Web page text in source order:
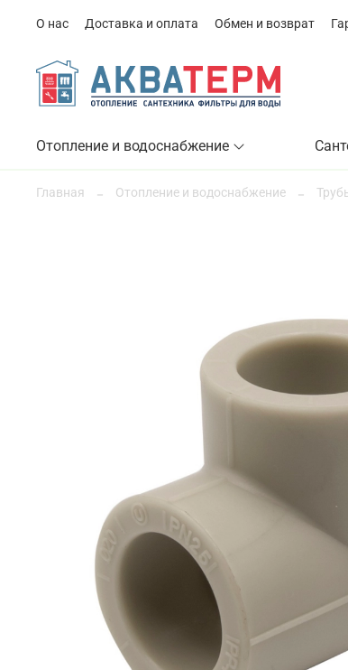
О нас Доставка и оплата Обмен и возврат
Отопление и водоснабжение
Главная Отопление и водоснабжение